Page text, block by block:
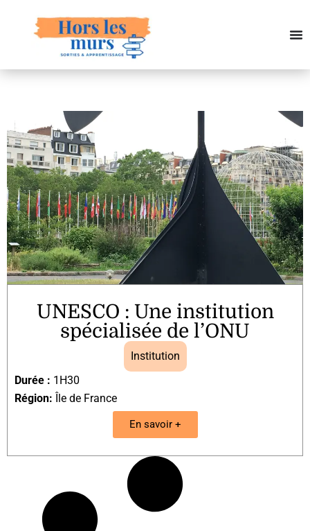
UNESCO : Une institution
spécialisée de l’ONU
Institution
Durée : 1H30
Région: Île de France
En savoir +